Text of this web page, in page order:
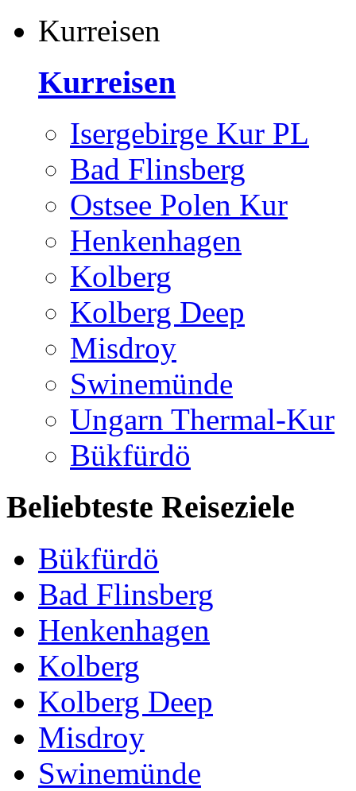
Kurreisen
Kurreisen
Isergebirge Kur PL
Bad Flinsberg
Ostsee Polen Kur
Henkenhagen
Kolberg
Kolberg Deep
Misdroy
Swinemünde
Ungarn Thermal-Kur
Bükfürdö
Beliebteste Reiseziele
Bükfürdö
Bad Flinsberg
Henkenhagen
Kolberg
Kolberg Deep
Misdroy
Swinemünde